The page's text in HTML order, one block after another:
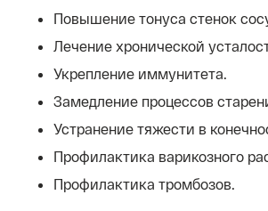
Повышение тонуса стенок
Лечение хронической
Укрепление иммунитета.
Замедление процессов
Устранение тяжести в
Профилактика варикозного
Профилактика тромбозов.